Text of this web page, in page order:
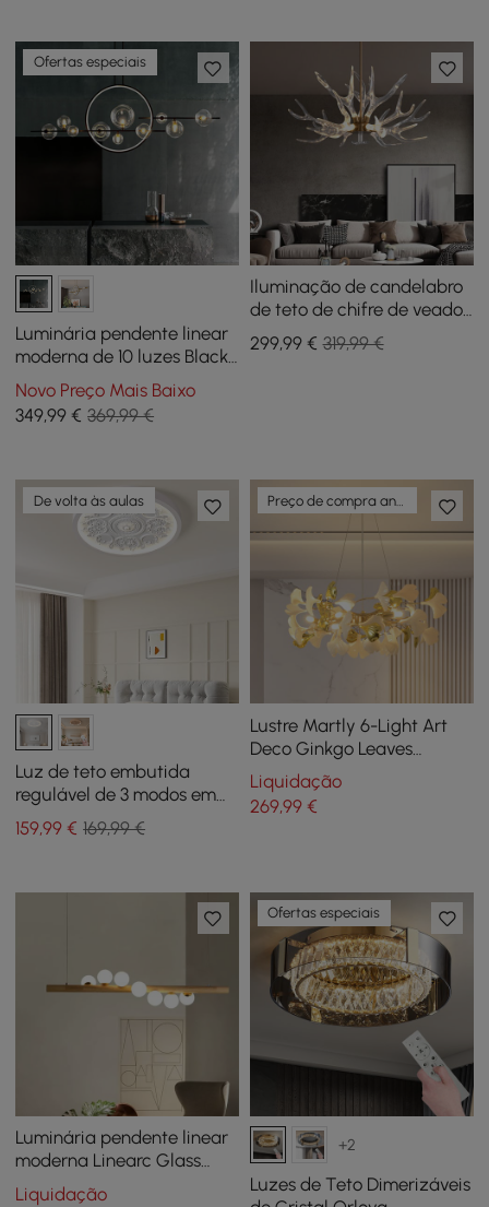
Ofertas especiais
Luminária pendente linear
moderna de 10 luzes Black
Island para cozinha e sala
de jantar
Novo Preço Mais Baixo
349,99 € 369,99 €
Iluminação de candelabro
de teto de chifre de veado
de 9 luzes em ouro
299,99€ 319,99 €
De volta às aulas
Luz de teto embutida
regulável de 3 modos em
resina branca francesa
esculpida em 3D
159,99 € 169,99 €
Lustre Martly 6-Light Art
Deco Ginkgo Leaves
Chandelier Luz de teto de
metal branco e dourado
Liquidação
269,99€
Luminária pendente linear
moderna Linearc Glass
Globe 7-Light
Liquidação
Ofertas especiais
+2
Luzes de Teto Dimerizáveis